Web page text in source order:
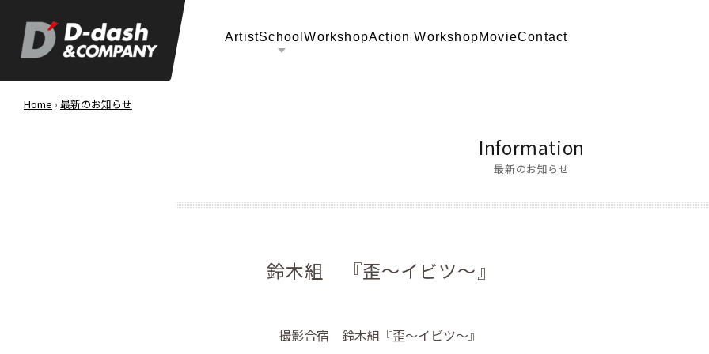
ArtistSchoolWorkshopAction WorkshopMovieContact
Home › 最新のお知らせ
Information
最新のお知らせ
鈴木組 『歪〜イビツ〜』
撮影合宿 鈴木組『歪〜イビツ〜』